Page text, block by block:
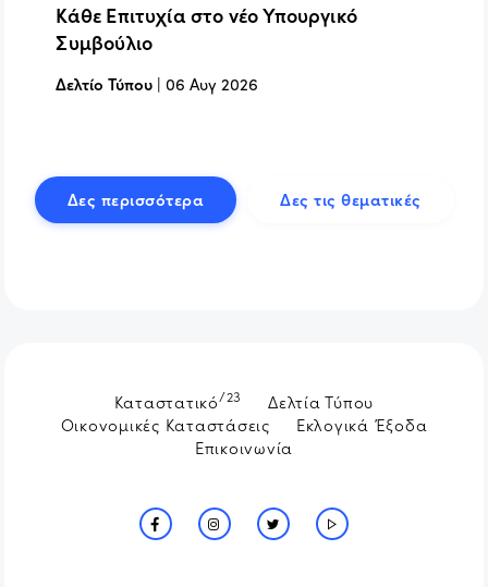
Κάθε Επιτυχία στο νέο Υπουργικό
Συμβούλιο
Δελτίο Τύπου |06 Αυγ 2026
Δες περισσότερα Δες τις θεματικές
Καταστατικό/23
Δελτία Τύπου
Οικονομικές Καταστάσεις
Εκλογικά Έξοδα
Επικοινωνία